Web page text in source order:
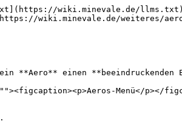
wiki.minevale.de/llms.txt).
wiki.minevale.de/weiteres/
einen **beeindruckenden
Menü</p></